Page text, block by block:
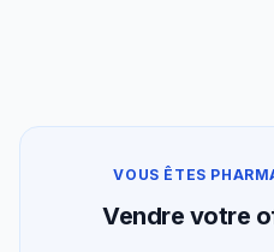
VOUS ÊTES
Vendre votre